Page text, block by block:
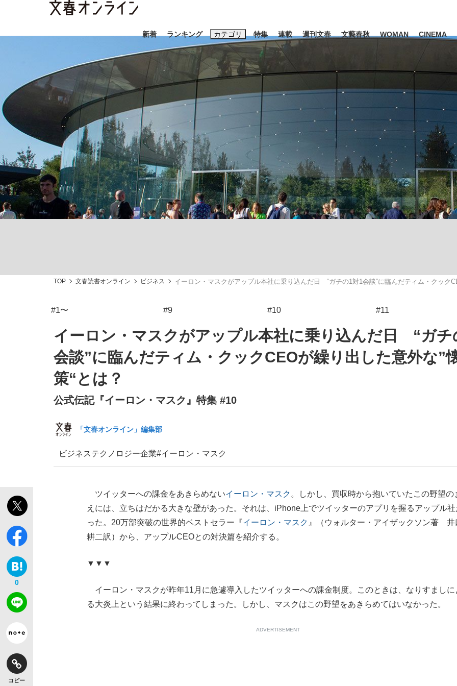
新着 ランキング カテゴリ
スクープ ニュース エンタメ
「キオクシアの投資の桁は一つ多くてもいい」時価総額が一時トヨタ超え...
【独自】昭和の大女優・小川真由美（享年86）が鹿児島で3月に死去し...
特集
終戦から81年 日本生まれ
連載 週刊文春 文藝春秋 WOMAN CINEMA
おすすめのキーワードタグ一覧
#藤田晋 #三山凌輝 #高市早苗 #後藤真希
#内田有紀
#玉木雄一郎
#亀和田武
TOP 文春読書オンライン ビジネス イーロン・マスクがアップル本社に乗り込んだ日 “ガチの1対1会談”に臨んだティム・クック
#1〜 #9 #10 #11
イーロン・マスクがアップル本社に乗り込んだ日 “ガチ
会談”に臨んだティム・クックCEOが繰り出した意外な”
策“とは？
公式伝記『イーロン・マスク』特集 #10
「文春オンライン」編集部
ビジネステクノロジー企業#イーロン・マスク
0
コピー
ツイッターへの課金をあきらめないイーロン・マスク 。しかし、買収時から抱いていたこの野望の
えには、立ちはだかる大きな壁があった。それは、iPhone上でツイッターのアプリを握るアップル社
った。20万部突破の世界的ベストセラー『イーロン・マスク 』（ウォルター・アイザックソン著 井
耕二訳）から、アップルCEOとの対決篇を紹介する。
▼▼▼
イーロン・マスクが昨年11月に急遽導入したツイッターへの課金制度。このときは、なりすましに
る大炎上という結果に終わってしまった。しかし、マスクはこの野望をあきらめてはいなかった。
ADVERTISEMENT